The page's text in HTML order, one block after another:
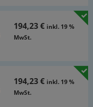
194,23 € inkl. 19 %
MwSt.
194,23 € inkl. 19 %
MwSt.